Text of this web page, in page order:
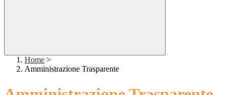
Home >
Amministrazione Trasparente